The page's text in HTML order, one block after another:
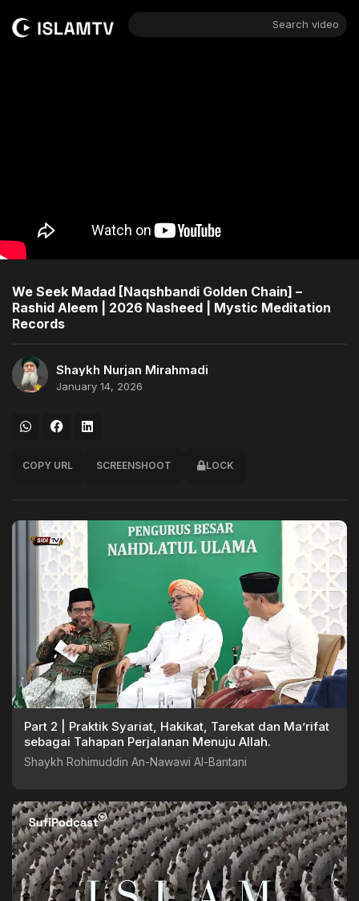
Search video
We Seek Madad [Naqshbandi Golden Chain] –
Rashid Aleem | 2026 Nasheed | Mystic Meditation
Records
Shaykh Nurjan Mirahmadi
January 14, 2026
COPY URL SCREENSHOOT LOCK
Part 2 | Praktik Syariat, Hakikat, Tarekat dan Ma’rifat
sebagai Tahapan Perjalanan Menuju Allah.
Shaykh Rohimuddin An-Nawawi Al-Bantani